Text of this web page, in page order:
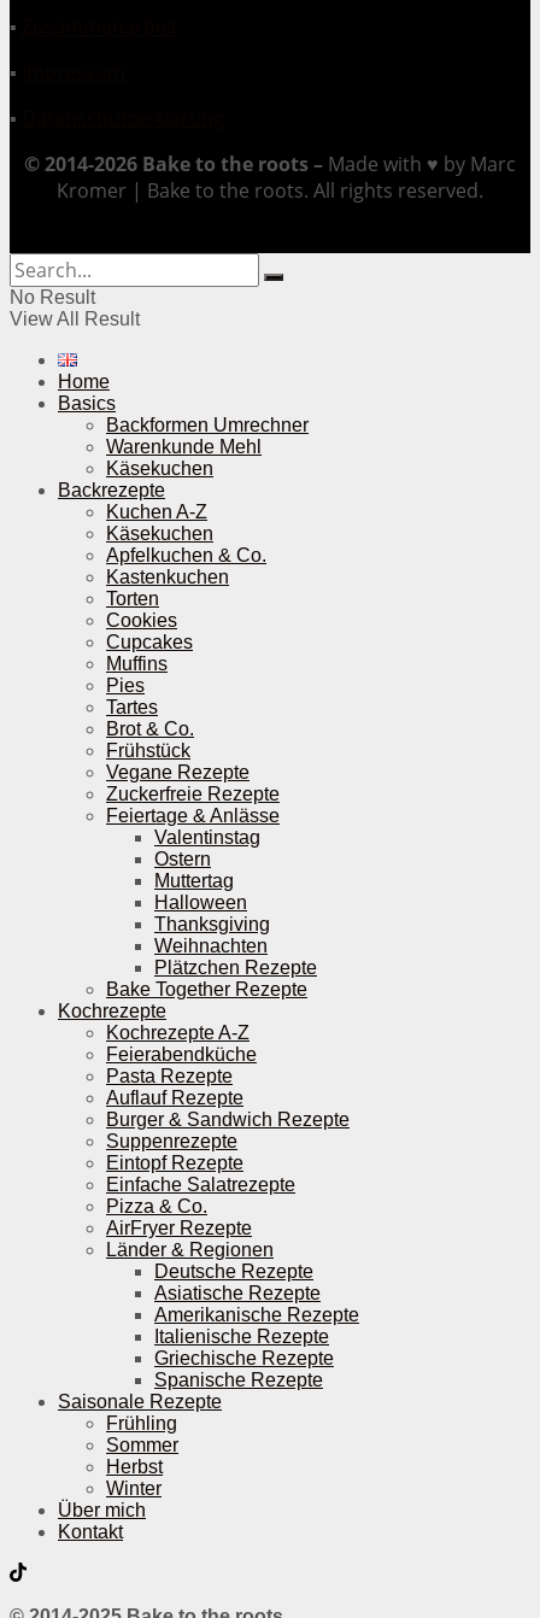
▪
▪
▪
© 2014-2026 Bake to the roots – Made with ♥ by Marc
Kromer | Bake to the roots. All rights reserved.
No Result
View All Result
Home
Basics
Backformen Umrechner
Warenkunde Mehl
Käsekuchen
Backrezepte
Kuchen A-Z
Käsekuchen
Apfelkuchen & Co.
Kastenkuchen
Torten
Cookies
Cupcakes
Muffins
Pies
Tartes
Brot & Co.
Frühstück
Vegane Rezepte
Zuckerfreie Rezepte
Feiertage & Anlässe
Valentinstag
Ostern
Muttertag
Halloween
Thanksgiving
Weihnachten
Plätzchen Rezepte
Bake Together Rezepte
Kochrezepte
Kochrezepte A-Z
Feierabendküche
Pasta Rezepte
Auflauf Rezepte
Burger & Sandwich Rezepte
Suppenrezepte
Eintopf Rezepte
Einfache Salatrezepte
Pizza & Co.
AirFryer Rezepte
Länder & Regionen
Deutsche Rezepte
Asiatische Rezepte
Amerikanische Rezepte
Italienische Rezepte
Griechische Rezepte
Spanische Rezepte
Saisonale Rezepte
Frühling
Sommer
Herbst
Winter
Über mich
Kontakt